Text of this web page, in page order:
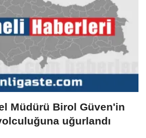
Müdürü Birol Güven'in
uğurlandı